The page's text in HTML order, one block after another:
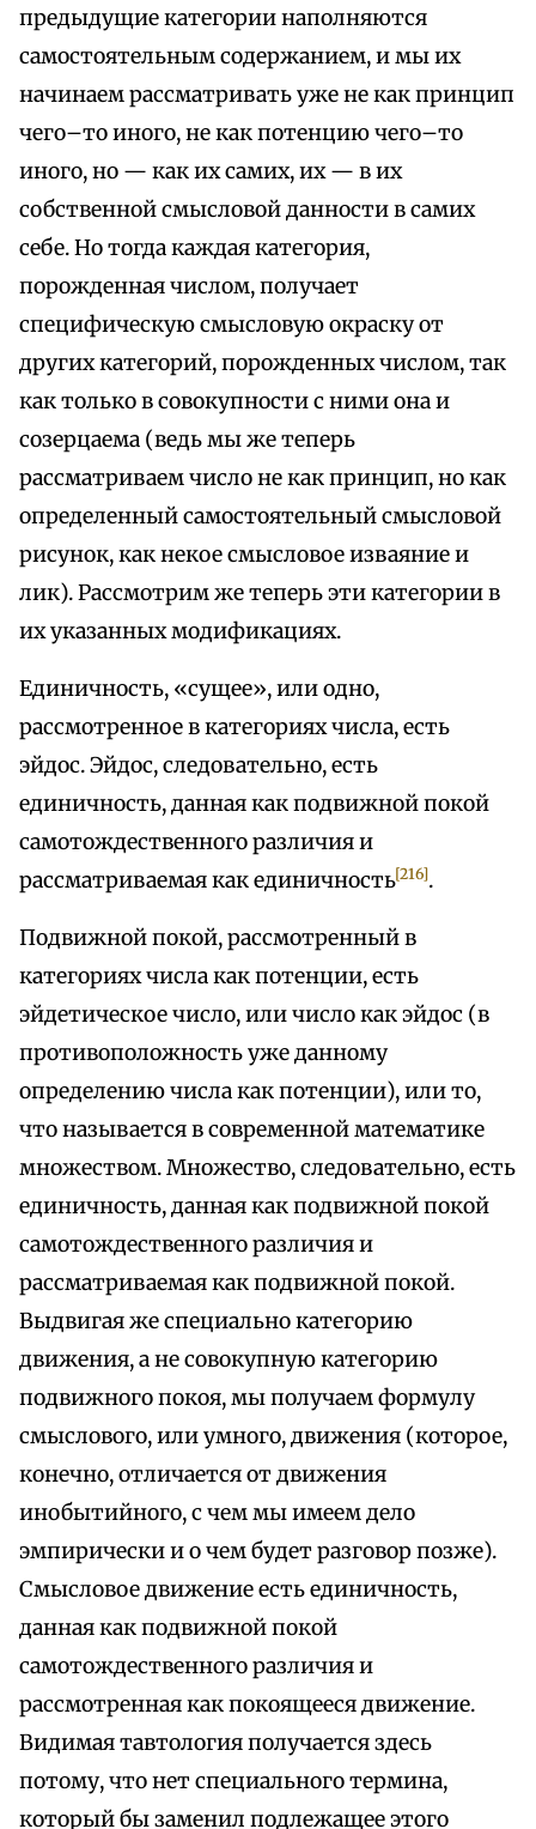
предыдущие категории наполняются
самостоятельным содержанием, и мы их
начинаем рассматривать уже не как принцип
чего–то иного, не как потенцию чего–то
иного, но — как их самих, их — в их
собственной смысловой данности в самих
себе. Но тогда каждая категория,
порожденная числом, получает
специфическую смысловую окраску от
других категорий, порожденных числом, так
как только в совокупности с ними она и
созерцаема (ведь мы же теперь
рассматриваем число не как принцип, но как
определенный самостоятельный смысловой
рисунок, как некое смысловое изваяние и
лик). Рассмотрим же теперь эти категории в
их указанных модификациях.
Единичность, «сущее», или одно,
рассмотренное в категориях числа, есть
эйдос. Эйдос, следовательно, есть
единичность, данная как подвижной покой
самотождественного различия и
рассматриваемая как единичность[216].
Подвижной покой, рассмотренный в
категориях числа как потенции, есть
эйдетическое число, или число как эйдос (в
противоположность уже данному
определению числа как потенции), или то,
что называется в современной математике
множеством. Множество, следовательно, есть
единичность, данная как подвижной покой
самотождественного различия и
рассматриваемая как подвижной покой.
Выдвигая же специально категорию
движения, а не совокупную категорию
подвижного покоя, мы получаем формулу
смыслового, или умного, движения (которое,
конечно, отличается от движения
инобытийного, с чем мы имеем дело
эмпирически и о чем будет разговор позже).
Смысловое движение есть единичность,
данная как подвижной покой
самотождественного различия и
рассмотренная как покоящееся движение.
Видимая тавтология получается здесь
потому, что нет специального термина,
который бы заменил подлежащее этого